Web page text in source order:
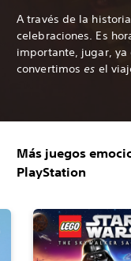
A través de la
celebraciones. Es
importante, jugar, ya
convertimos es el
Más juegos
PlayStation